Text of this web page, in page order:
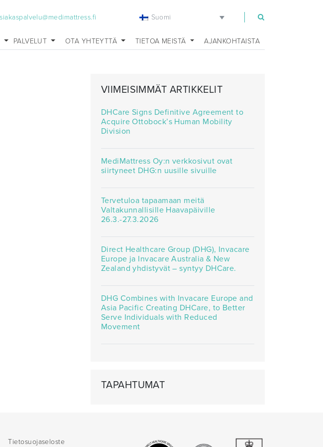
Suomi
PALVELUT OTA YHTEYTTÄ TIETOA MEISTÄ AJANKOHTAISTA
VIIMEISIMMÄT ARTIKKELIT
DHCare Signs Definitive Agreement to
Acquire Ottobock’s Human Mobility
Division
MediMattress Oy:n verkkosivut ovat
siirtyneet DHG:n uusille sivuille
Tervetuloa tapaamaan meitä
Valtakunnallisille Haavapäiville
26.3.-27.3.2026
Direct Healthcare Group (DHG), Invacare
Europe ja Invacare Australia & New
Zealand yhdistyvät – syntyy DHCare.
DHG Combines with Invacare Europe and
Asia Pacific Creating DHCare, to Better
Serve Individuals with Reduced
Movement
TAPAHTUMAT
Tietosuojaseloste